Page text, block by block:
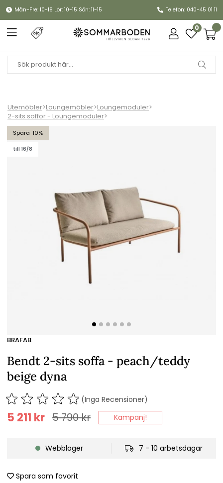
Mån-Fre: 10-18 Lör: 10-15 Sön: 11-15 Telefon: 040-45 01 11
0
Utemöbler>Loungemöbler>Loungemoduler>
2-sits soffor - Loungemoduler>
10
till 16/8
Bendt 2-sits soffa - peach/teddy beige dyna
BRAFAB
Bendt 2-sits soffa - peach/teddy
beige dyna
(Inga Recensioner)
5 790kr
5 211 kr Kampanj!
Webblager 7 - 10 arbetsdagar
Spara som favorit